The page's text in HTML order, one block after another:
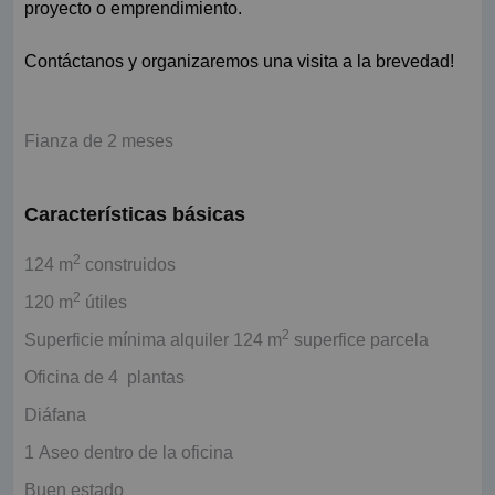
proyecto o emprendimiento.
Contáctanos y organizaremos una visita a la brevedad!
Fianza de 2 meses
Características básicas
124 m2 construidos
120 m2 útiles
Superficie mínima alquiler 124 m2 superfice parcela
Oficina de 4 plantas
Diáfana
1 Aseo dentro de la oficina
Buen estado